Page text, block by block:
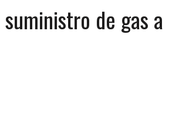
POR LA PAREJA DE SU ABUELA
EN REUNIÓN CON AMIGOS
INDUSTRIAL DE EL LLANITO
de gas a